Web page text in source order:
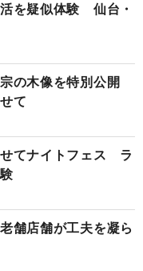
を疑似体験 仙台・
の木像を特別公開
て
てナイトフェス ラ
舗店舗が工夫を凝ら